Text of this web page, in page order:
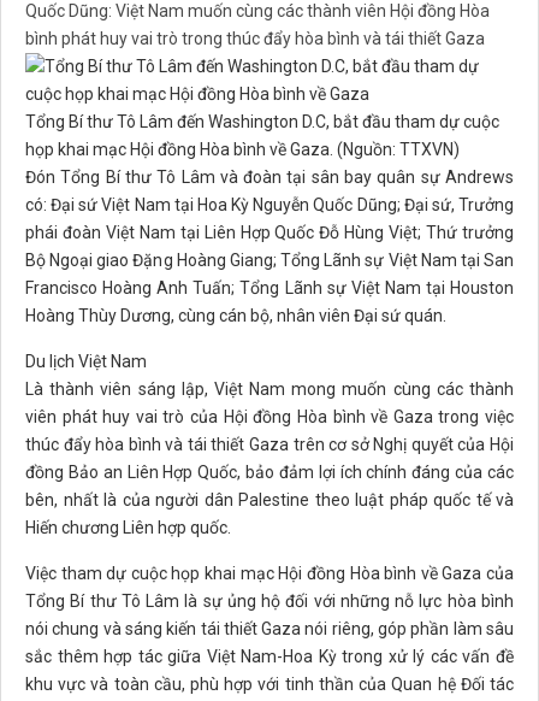
Quốc Dũng: Việt Nam muốn cùng các thành viên Hội đồng Hòa
bình phát huy vai trò trong thúc đẩy hòa bình và tái thiết Gaza
Tổng Bí thư Tô Lâm đến Washington D.C, bắt đầu tham dự cuộc
họp khai mạc Hội đồng Hòa bình về Gaza. (Nguồn: TTXVN)
Đón Tổng Bí thư Tô Lâm và đoàn tại sân bay quân sự Andrews
có: Đại sứ Việt Nam tại Hoa Kỳ Nguyễn Quốc Dũng; Đại sứ, Trưởng
phái đoàn Việt Nam tại Liên Hợp Quốc Đỗ Hùng Việt; Thứ trưởng
Bộ Ngoại giao Đặng Hoàng Giang; Tổng Lãnh sự Việt Nam tại San
Francisco Hoàng Anh Tuấn; Tổng Lãnh sự Việt Nam tại Houston
Hoàng Thùy Dương, cùng cán bộ, nhân viên Đại sứ quán.
Du lịch Việt Nam
Là thành viên sáng lập, Việt Nam mong muốn cùng các thành
viên phát huy vai trò của Hội đồng Hòa bình về Gaza trong việc
thúc đẩy hòa bình và tái thiết Gaza trên cơ sở Nghị quyết của Hội
đồng Bảo an Liên Hợp Quốc, bảo đảm lợi ích chính đáng của các
bên, nhất là của người dân Palestine theo luật pháp quốc tế và
Hiến chương Liên hợp quốc.
Việc tham dự cuộc họp khai mạc Hội đồng Hòa bình về Gaza của
Tổng Bí thư Tô Lâm là sự ủng hộ đối với những nỗ lực hòa bình
nói chung và sáng kiến tái thiết Gaza nói riêng, góp phần làm sâu
sắc thêm hợp tác giữa Việt Nam-Hoa Kỳ trong xử lý các vấn đề
khu vực và toàn cầu, phù hợp với tinh thần của Quan hệ Đối tác